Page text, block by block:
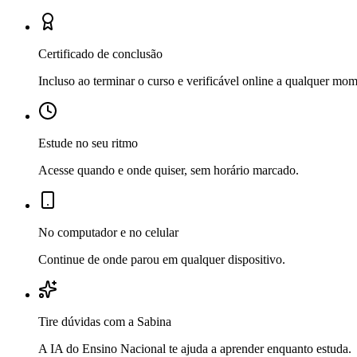
Certificado de conclusão
Incluso ao terminar o curso e verificável online a qualquer
Estude no seu ritmo
Acesse quando e onde quiser, sem horário marcado.
No computador e no celular
Continue de onde parou em qualquer dispositivo.
Tire dúvidas com a Sabina
A IA do Ensino Nacional te ajuda a aprender enquanto estuda.